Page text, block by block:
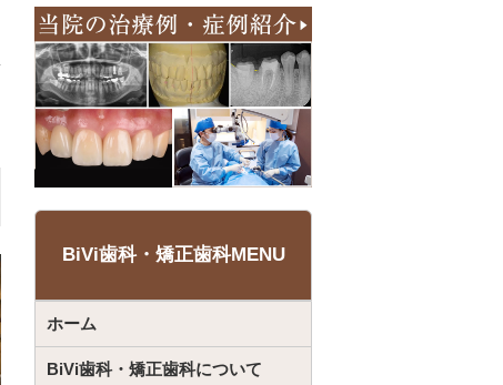
BiVi歯科・矯正歯科MENU
ホーム
BiVi歯科・矯正歯科について